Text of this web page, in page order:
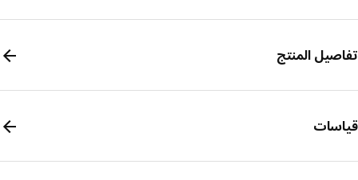
المنتج